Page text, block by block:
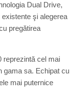
Dual Drive,
şi alegerea
pregătirea
reprezintă cel mai
gama sa. Echipat cu
mai puternice